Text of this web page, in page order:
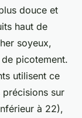
douce et
haut de
soyeux,
picotement.
utilisent ce
sur
à 22),